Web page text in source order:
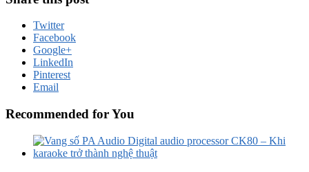
Twitter
Facebook
Google+
LinkedIn
Pinterest
Email
Recommended for You